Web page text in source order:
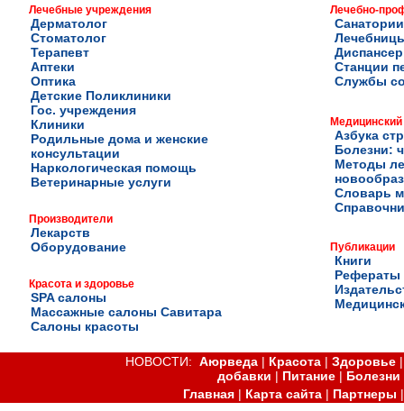
Лечебные учреждения
Дерматолог
Стоматолог
Терапевт
Аптеки
Оптика
Детские Поликлиники
Гос. учреждения
Клиники
Родильные дома и женские
консультации
Наркологическая помощь
Ветеринарные услуги
Производители
Лекарств
Оборудование
Красота и здоровье
SPA салоны
Массажные салоны Савитара
Салоны красоты
Лечебно-
Станции
Службы
Медицинский
Азбука
Болезни:
Методы
Словарь
Публикации
Книги
Рефераты
НОВОСТИ:Аюрведа | Красота |Здоровье
добавки | Питание| Болезни
Главная| Карта сайта| Партнеры